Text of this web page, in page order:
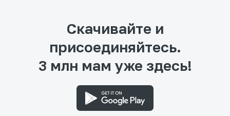
Скачивайте и
присоединяйтесь.
3 млн мам уже здесь!